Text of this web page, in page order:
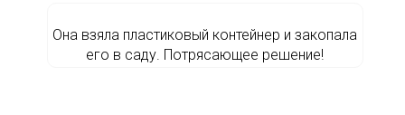
Она взяла пластиковый контейнер и закопала
его в саду. Потрясающее решение!